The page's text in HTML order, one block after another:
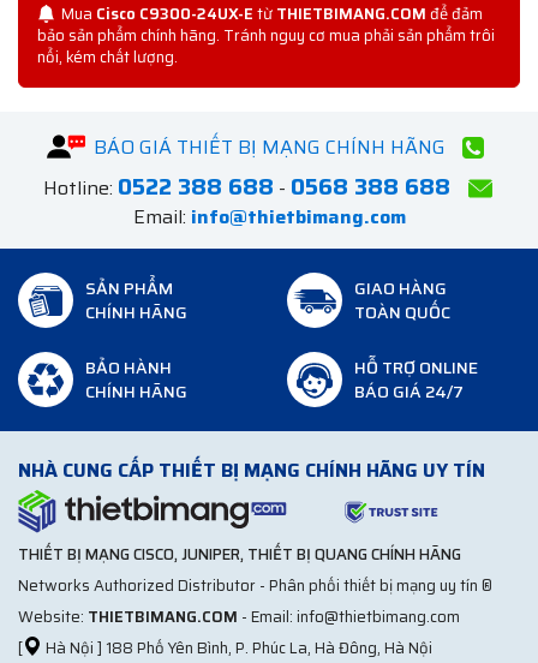
Mua Cisco C9300-24UX-EtừTHIETBIMANG.COMđể đảm
bảo sản phẩm chính hãng. Tránh nguy cơ mua phải sản phẩm trôi
nổi, kém chất lượng.
BÁO GIÁ THIẾT BỊ MẠNG CHÍNH HÃNG
Hotline: 0522 388 688 - 0568 388 688
Email: info@thietbimang.com
SẢN PHẨM
CHÍNH HÃNG
GIAO HÀNG
TOÀN QUỐC
BẢO HÀNH
CHÍNH HÃNG
HỖ TRỢ ONLINE
BÁO GIÁ 24/7
NHÀ CUNG CẤP THIẾT BỊ MẠNG CHÍNH HÃNG UY TÍN
THIẾT BỊ MẠNG CISCO, JUNIPER, THIẾT BỊ QUANG CHÍNH HÃNG
Networks Authorized Distributor - Phân phối thiết bị mạng uy tín ®
Website: THIETBIMANG.COM - Email: info@thietbimang.com
[
Hà Nội ] 188 Phố Yên Bình, P. Phúc La, Hà Đông, Hà Nội